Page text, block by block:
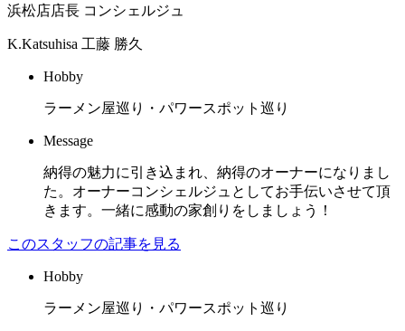
浜松店店長 コンシェルジュ
K.Katsuhisa 工藤 勝久
Hobby
ラーメン屋巡り・パワースポット巡り
Message
納得の魅力に引き込まれ、納得のオーナーになりまし
た。オーナーコンシェルジュとしてお手伝いさせて頂
きます。一緒に感動の家創りをしましょう！
このスタッフの記事を見る
Hobby
ラーメン屋巡り・パワースポット巡り